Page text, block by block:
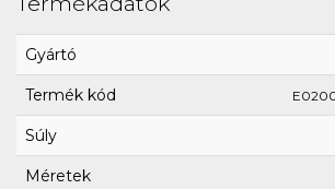
Gyártó
Termék kód
Súly
Méretek